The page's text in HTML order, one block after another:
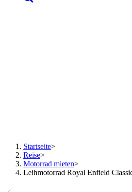
Startseite>
Reise>
Motorrad mieten>
Leihmotorrad Royal Enfield